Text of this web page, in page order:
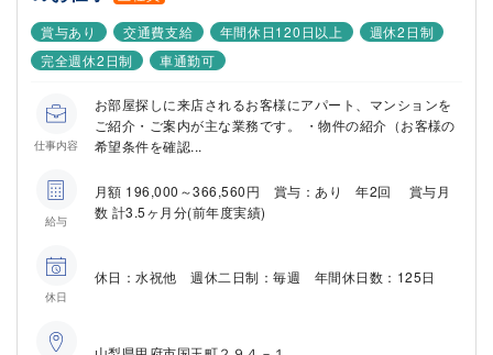
賞与あり
交通費支給 年間休日120日以上
週休2日制
完全週休2日制
車通勤可
仕事内容
お部屋探しに来店されるお客様にアパート、マンションを
ご紹介・ご案内が主な業務です。 ・物件の紹介（お客様の
希望条件を確認...
給与
月額 196,000～366,560円 賞与：あり 年2回 賞与月
数 計3.5ヶ月分(前年度実績)
休日
休日：水祝他 週休二日制：毎週 年間休日数：125日